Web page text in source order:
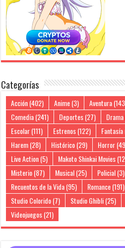
Categorías
Acción(402) Anime(3) Aventura
Comedia(241) Deportes(27) Drama
Escolar(111) Estrenos(122) Fantasía
Harem(28) Histórico(29) Horror
Live Action(5) Makoto Shinkai Movies
Misterio(87) Musical(25) Policial(3)
Recuentos de la Vida(95) Romance(191)
Studio Colorido(7) Studio Ghibli(25)
Videojuegos(21)